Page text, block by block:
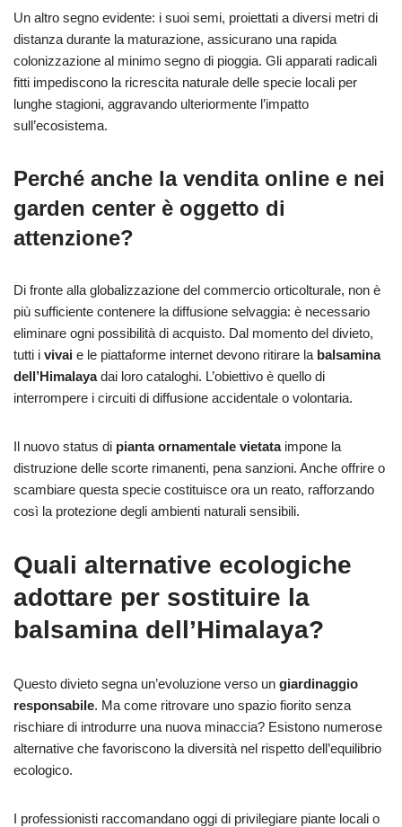
Un altro segno evidente: i suoi semi, proiettati a diversi metri di
distanza durante la maturazione, assicurano una rapida
colonizzazione al minimo segno di pioggia. Gli apparati radicali
fitti impediscono la ricrescita naturale delle specie locali per
lunghe stagioni, aggravando ulteriormente l’impatto
sull’ecosistema.
Perché anche la vendita online e nei
garden center è oggetto di
attenzione?
Di fronte alla globalizzazione del commercio orticolturale, non è
più sufficiente contenere la diffusione selvaggia: è necessario
eliminare ogni possibilità di acquisto. Dal momento del divieto,
tutti i vivai e le piattaforme internet devono ritirare la balsamina
dell’Himalayadai loro cataloghi. L’obiettivo è quello di
interrompere i circuiti di diffusione accidentale o volontaria.
Il nuovo status di pianta ornamentale vietataimpone la
distruzione delle scorte rimanenti, pena sanzioni. Anche offrire o
scambiare questa specie costituisce ora un reato, rafforzando
così la protezione degli ambienti naturali sensibili.
Quali alternative ecologiche
adottare per sostituire la
balsamina dell’Himalaya?
Questo divieto segna un’evoluzione verso un giardinaggio
responsabile. Ma come ritrovare uno spazio fiorito senza
rischiare di introdurre una nuova minaccia? Esistono numerose
alternative che favoriscono la diversità nel rispetto dell’equilibrio
ecologico.
I professionisti raccomandano oggi di privilegiare piante locali o